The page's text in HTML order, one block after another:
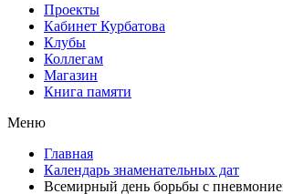
Проекты
Кабинет Курбатова
Клубы
Коллегам
Магазин
Книга памяти
Меню
Главная
Календарь знаменательных дат
Всемирный день борьбы с